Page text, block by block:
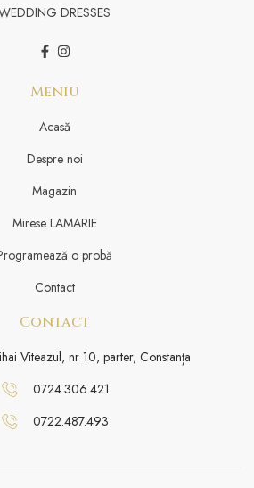
DRESSES
Meniu
Acasă
Despre noi
Magazin
Mirese LAMARIE
o probă
Contact
Contact
Viteazul, nr 10, parter, Constanța
0724.306.421
0722.487.493